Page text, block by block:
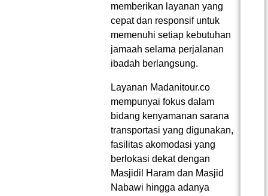
memberikan layanan yang
cepat dan responsif untuk
memenuhi setiap kebutuhan
jamaah selama perjalanan
ibadah berlangsung.
Layanan Madanitour.co
mempunyai fokus dalam
bidang kenyamanan sarana
transportasi yang digunakan,
fasilitas akomodasi yang
berlokasi dekat dengan
Masjidil Haram dan Masjid
Nabawi hingga adanya